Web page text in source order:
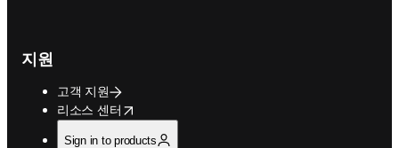
지원
고객 지원
리소스 센터
opens in new tab/window
Sign in to products